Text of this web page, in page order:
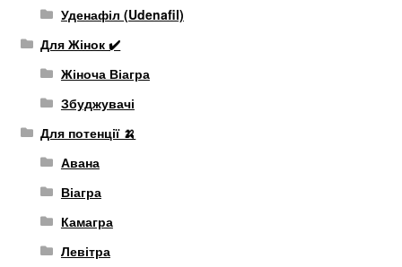
Уденафіл (Udenafil)
Для Жінок ✔️
Жіноча Віагра
Збуджувачі
Для потенції 🍌
Авана
Віагра
Камагра
Левітра